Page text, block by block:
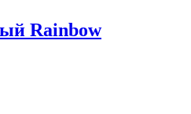
Rainbow